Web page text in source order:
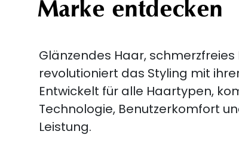
Marke entdecken
Glänzendes Haar, schmerzfreies
revolutioniert das Styling mit
Entwickelt für alle Haartypen,
Technologie, Benutzerkomfort
Leistung.